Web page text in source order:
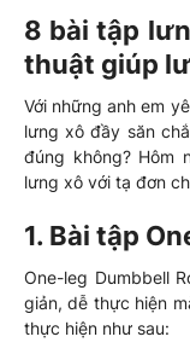
8 bài tập
thuật giúp
Với những anh em
lưng xô đầy săn
đúng không? Hôm
lưng xô với tạ đơn
1. Bài tập
One-leg Dumbbell
giản, dễ thực hiện
thực hiện như sau: